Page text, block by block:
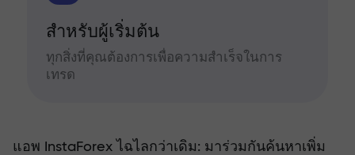
สำหรับผู้เริ่มต้น
ทุกสิ่งที่คุณต้องการเพื่อความสำเร็จในการ
เทรด
แอพ InstaForex ไฉไลกว่าเดิม: มาร่วมกันค้นหาเพิ่ม